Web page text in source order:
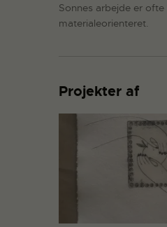
Sonnes arbejde er
materialeorienteret.
Projekter af